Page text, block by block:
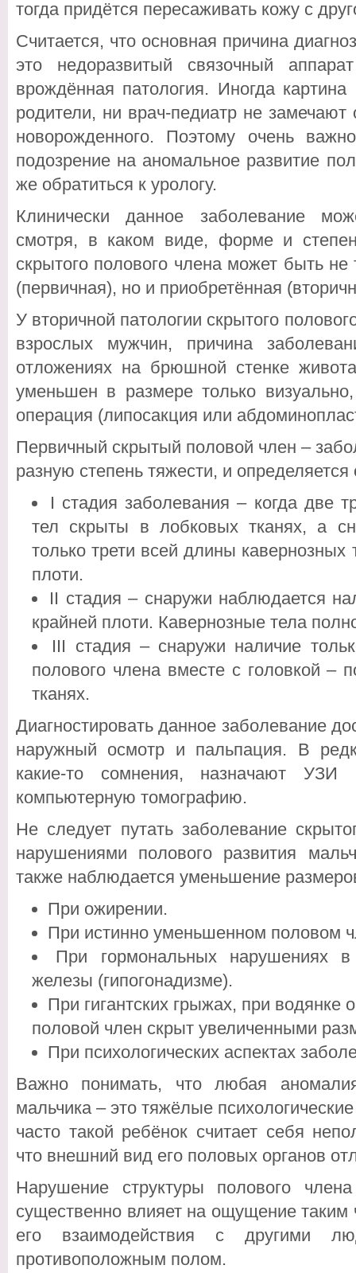
тогда придётся пересаживать кожу с
Считается, что основная причина
это недоразвитый связочный
врождённая патология. Иногда
родители, ни врач-педиатр не замечают
новорожденного. Поэтому очень
подозрение на аномальное развитие
же обратиться к урологу.
Клинически данное заболевание
смотря, в каком виде, форме и
скрытого полового члена может быть
(первичная), но и приобретённая
У вторичной патологии скрытого
взрослых мужчин, причина
отложениях на брюшной стенке
уменьшен в размере только
операция (липосакция или
Первичный скрытый половой член –
разную степень тяжести, и
I стадия заболевания – когда две
тел скрыты в лобковых тканях, а
только трети всей длины кавернозных
плоти.
II стадия – снаружи наблюдается
крайней плоти. Кавернозные тела
III стадия – снаружи наличие
полового члена вместе с головкой –
тканях.
Диагностировать данное заболевание
наружный осмотр и пальпация. В
какие-то сомнения, назначают УЗИ
компьютерную томографию.
Не следует путать заболевание
нарушениями полового развития
также наблюдается уменьшение
При ожирении.
При истинно уменьшенном половом
При гормональных нарушениях
железы (гипогонадизме).
При гигантских грыжах, при водянке
половой член скрыт увеличенными
При психологических аспектах
Важно понимать, что любая
мальчика – это тяжёлые
часто такой ребёнок считает себя
что внешний вид его половых органов
Нарушение структуры полового
существенно влияет на ощущение
его взаимодействия с
противоположным полом.